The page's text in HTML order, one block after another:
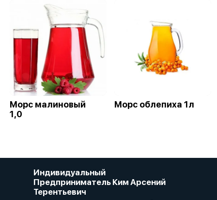
Морс малиновый
1,0
Морс облепиха 1л
Индивидуальный
Предприниматель Ким Арсений
Терентьевич